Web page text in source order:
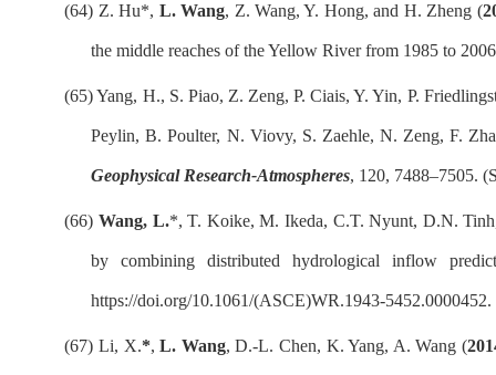
(64) Z. Hu*, L. Wang, Z. Wang, Y. Hong, and H. Zheng (
the middle reaches of the Yellow River from 1985 to
(65) Yang, H., S. Piao, Z. Zeng, P. Ciais, Y. Yin, P.
Peylin, B. Poulter, N. Viovy, S. Zaehle, N. Zeng, F.
Geophysical Research-Atmospheres, 120, 7488–7505.
(66) Wang, L.*, T. Koike, M. Ikeda, C.T. Nyunt, D.N.
by combining distributed hydrological inflow
https://doi.org/10.1061/(ASCE)WR.1943-
(67) Li, X.*,L. Wang, D.-L. Chen, K. Yang, A. Wang (